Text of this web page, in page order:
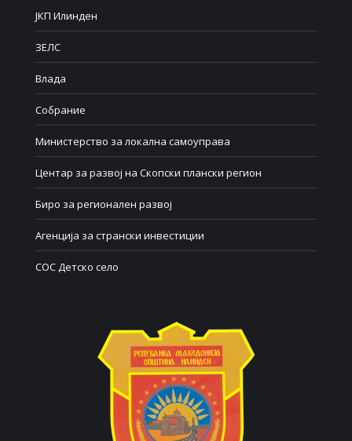
ЈКП Илинден
ЗЕЛС
Влада
Собрание
Министерство за локална самоуправа
Центар за развој на Скопски плански регион
Биро за регионален развој
Агенција за странски инвестиции
СОС Детско село